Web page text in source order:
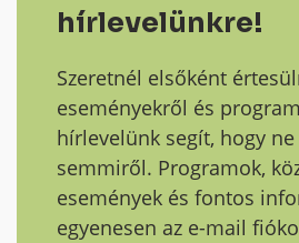
hírlevelünkre!
Szeretnél elsőként
eseményekről és
hírlevelünk segít, hogy
semmiről. Programok,
események és fontos
egyenesen az e-mail